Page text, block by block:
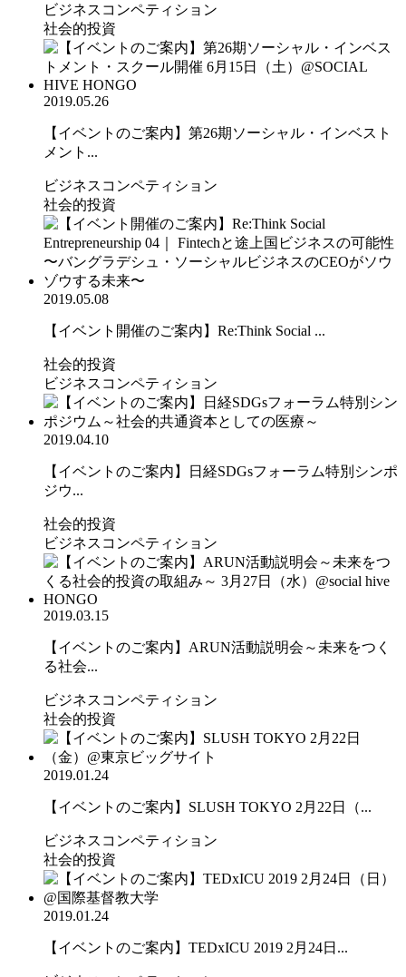
ビジネスコンペティション
社会的投資
2019.05.26
【イベントのご案内】第26期ソーシャル・インベスト
メント...
ビジネスコンペティション
社会的投資
2019.05.08
【イベント開催のご案内】Re:Think Social ...
社会的投資
ビジネスコンペティション
2019.04.10
【イベントのご案内】日経SDGsフォーラム特別シンポ
ジウ...
社会的投資
ビジネスコンペティション
2019.03.15
【イベントのご案内】ARUN活動説明会～未来をつく
る社会...
ビジネスコンペティション
社会的投資
2019.01.24
【イベントのご案内】SLUSH TOKYO 2月22日（...
ビジネスコンペティション
社会的投資
2019.01.24
【イベントのご案内】TEDxICU 2019 2月24日...